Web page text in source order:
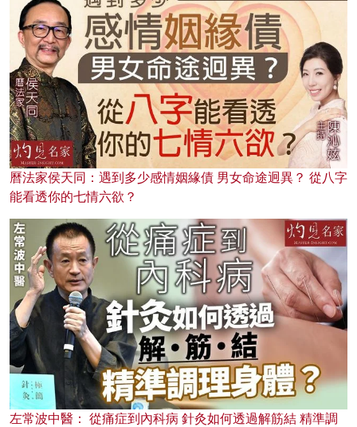
曆法家侯天同：遇到多少感情姻緣債 男女命途迥異？ 從八字
能看透你的七情六欲？
左常波中醫： 從痛症到內科病 針灸如何透過解筋結 精準調